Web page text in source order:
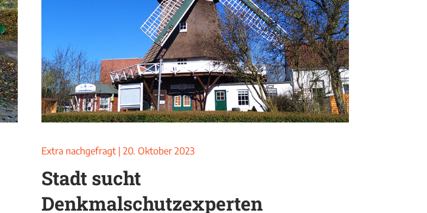
Extra nachgefragt 20. Oktober 2023
Stadt sucht
Denkmalschutzexperten